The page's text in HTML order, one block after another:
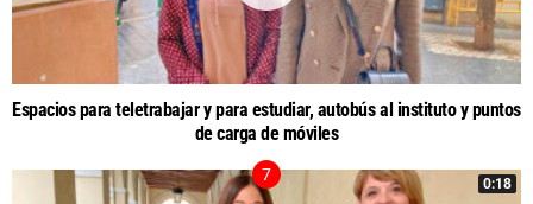
Espacios para teletrabajar y para estudiar, autobús al instituto y puntos
de carga de móviles
0:18